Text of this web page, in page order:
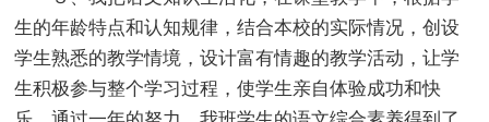
生的年龄特点和认知规律，结合本校的实际情况，创设
学生熟悉的教学情境，设计富有情趣的教学活动，让学
生积极参与整个学习过程，使学生亲自体验成功和快